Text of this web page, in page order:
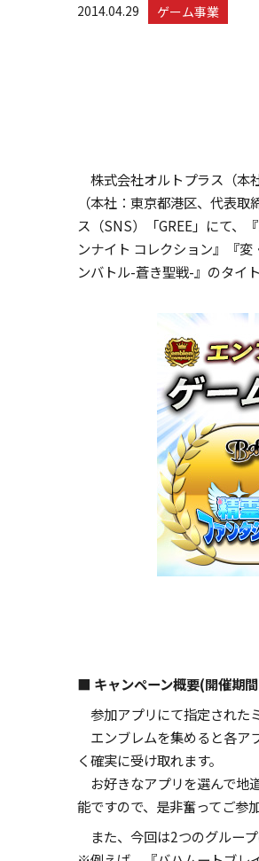
2014.04.29 ゲーム事業
株式会社オルトプラス（本
（本社：東京都港区、代表
ス（SNS）「GREE」にて、
ンナイト コレクション』『
ンバトル-蒼き聖戦-』のタイ
■ キャンペーン概要(開催期
参加アプリにて指定された
エンブレムを集めると各ア
く確実に受け取れます。
お好きなアプリを選んで地
能ですので、是非奮ってご参
また、今回は2つのグルー